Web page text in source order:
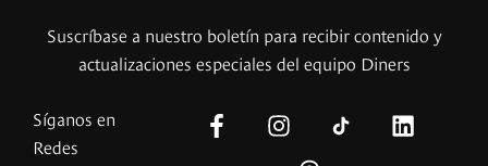
Suscríbase a nuestro boletín para recibir contenido y
actualizaciones especiales del equipo Diners
Síganos en
Redes